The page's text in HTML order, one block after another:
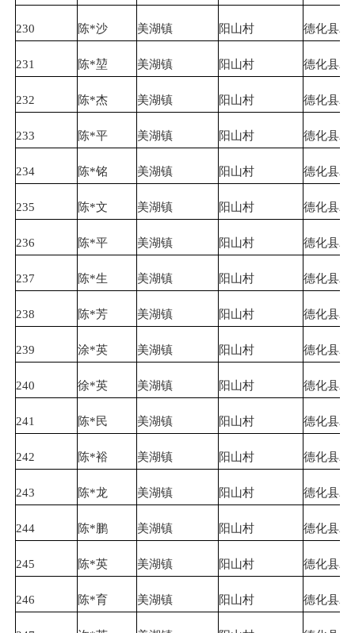
230 陈*沙 美湖镇 阳山村 德化县农
231 陈*堃 美湖镇 阳山村 德化县农
232 陈*杰 美湖镇 阳山村 德化县农
233 陈*平 美湖镇 阳山村 德化县农
234 陈*铭 美湖镇 阳山村 德化县农
235 陈*文 美湖镇 阳山村 德化县农
236 陈*平 美湖镇 阳山村 德化县农
237 陈*生 美湖镇 阳山村 德化县农
238 陈*芳 美湖镇 阳山村 德化县农
239 涂*英 美湖镇 阳山村 德化县农
240 徐*英 美湖镇 阳山村 德化县农
241 陈*民 美湖镇 阳山村 德化县农
242 陈*裕 美湖镇 阳山村 德化县农
243 陈*龙 美湖镇 阳山村 德化县农
244 陈*鹏 美湖镇 阳山村 德化县农
245 陈*英 美湖镇 阳山村 德化县农
246 陈*育 美湖镇 阳山村 德化县农